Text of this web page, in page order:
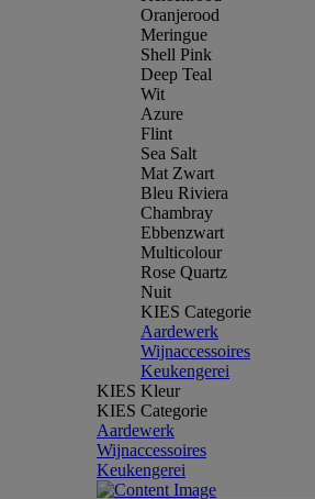
Oranjerood
Meringue
Shell Pink
Deep Teal
Wit
Azure
Flint
Sea Salt
Mat Zwart
Bleu Riviera
Chambray
Ebbenzwart
Multicolour
Rose Quartz
Nuit
KIES Categorie
Aardewerk
Wijnaccessoires
Keukengerei
KIES Kleur
KIES Categorie
Aardewerk
Wijnaccessoires
Keukengerei